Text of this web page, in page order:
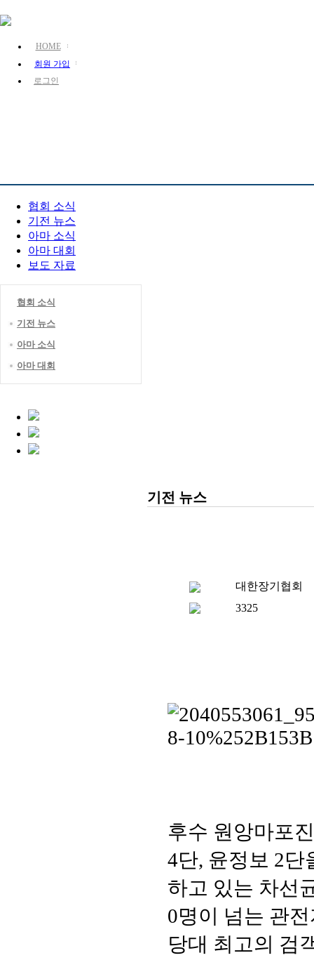
HOME
회원 가입
로그인
협회 소식
기전 뉴스
아마 소식
아마 대회
보도 자료
협회 소식
기전 뉴스
아마 소식
아마 대회
기전 뉴스
대한장기협회
3325
후수 원앙마포
4단, 윤정보 2단
하고 있는 차선
0명이 넘는 관
당대 최고의 검